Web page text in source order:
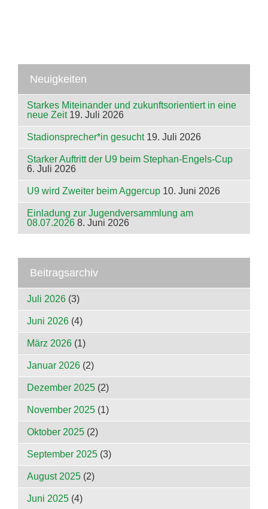
Neuigkeiten
Starkes Miteinander und zukunftsorientiert in eine
neue Zeit 19. Juli 2026
Stadionsprecher*in gesucht 19. Juli 2026
Starker Auftritt der U9 beim Stephan-Engels-Cup
6. Juli 2026
U9 wird Zweiter beim Aggercup 10. Juni 2026
Einladung zur Jugendversammlung am
08.07.2026 8. Juni 2026
Beitragsarchiv
Juli 2026 (3)
Juni 2026 (4)
März 2026 (1)
Januar 2026 (2)
Dezember 2025 (2)
November 2025 (1)
Oktober 2025 (2)
September 2025 (3)
August 2025 (2)
Juni 2025 (4)